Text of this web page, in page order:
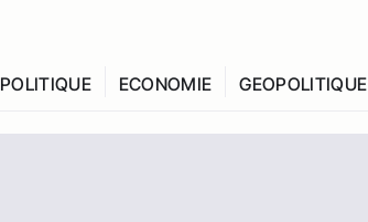
POLITIQUE ECONOMIE GEOPOLITIQUE